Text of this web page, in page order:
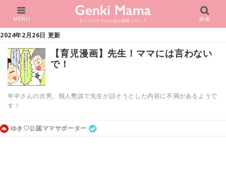
すべてのママのための情報メディア
MENU 検索
2024年2月26日 更新
【育児漫画】先生！ママには言わない
で！
年中さんの次男。個人懇談で先生が話そうとした内容に不満があるようで
す！
ゆき♡公認ママサポーター